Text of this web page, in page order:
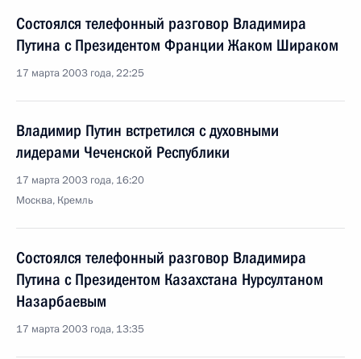
Состоялся телефонный разговор Владимира
Путина с Президентом Франции Жаком Шираком
17 марта 2003 года, 22:25
Владимир Путин встретился с духовными
лидерами Чеченской Республики
17 марта 2003 года, 16:20
Москва, Кремль
Состоялся телефонный разговор Владимира
Путина с Президентом Казахстана Нурсултаном
Назарбаевым
17 марта 2003 года, 13:35